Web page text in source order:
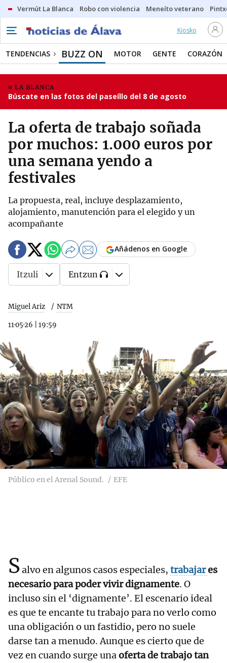
Vermút La Blanca Robo con violencia Meneíto veterano
Kiosko
TENDENCIAS BUZZ ON MOTOR GENTE CORAZÓN
LA BLANCA
Búscate en las fotos del paseíllo del 8 de agosto
La oferta de trabajo soñada
por muchos: 1.000 euros por
una semana yendo a
festivales
La propuesta, real, incluye desplazamiento,
alojamiento, manutención para el elegido y un
acompañante
Miguel Ariz NTM
11·05·26 19:59
Añádenos en Google
Itzuli Entzun
Público en el Arenal Sound. EFE
Salvo en algunos casos especiales, trabajares
necesario para poder vivir dignamente. O
incluso sin el ‘dignamente’. El escenario ideal
es que te encante tu trabajo para no verlo como
una obligación o un fastidio, pero no suele
darse tan a menudo. Aunque es cierto que de
vez en cuando surge unaoferta de trabajo tan